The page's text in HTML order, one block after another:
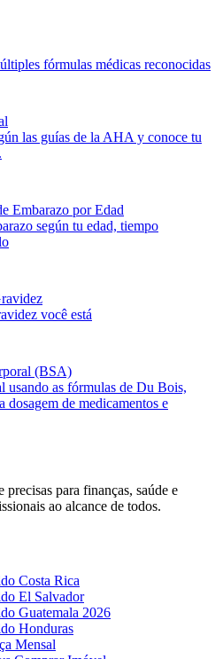
fórmulas médicas reconocidas
las guías de la AHA y conoce tu
Embarazo por Edad
según tu edad, tiempo
você está
(BSA)
usando as fórmulas de Du Bois,
de medicamentos e
para finanças, saúde e
ao alcance de todos.
Costa Rica
El Salvador
Guatemala 2026
Honduras
Mensal